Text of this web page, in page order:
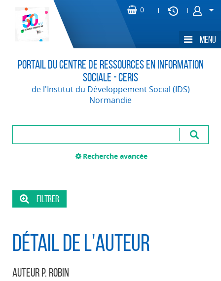
Portail du Centre de Ressources en Information
Sociale - CERIS
de l'Institut du Développement Social (IDS)
Normandie
Recherche avancée
Détail de l'auteur
Auteur P. Robin